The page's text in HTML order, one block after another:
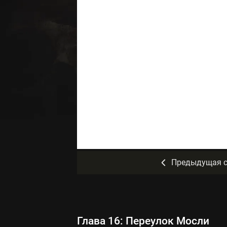
Предыдущая
Глава 16: Переулок Мосли